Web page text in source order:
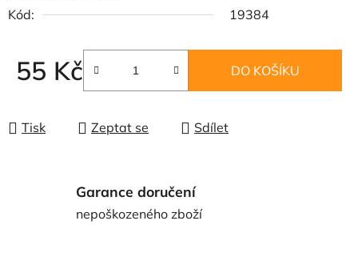
Kód:
19384
55 Kč
Měrná cena:
DO KOŠÍKU
Tisk Zeptat se Sdílet
Garance doručení
nepoškozeného zboží